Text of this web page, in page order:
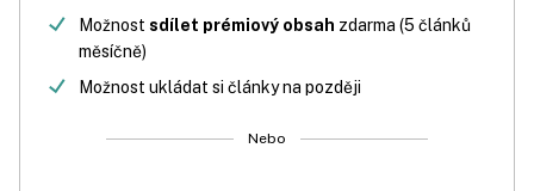
Možnost sdílet prémiový obsah zdarma (5 článků
měsíčně)
Možnost ukládat si články na později
Nebo